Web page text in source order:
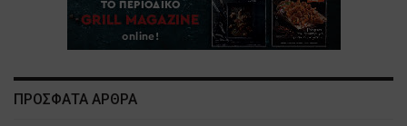
ΠΡΟΣΦΑΤΑ ΑΡΘΡΑ